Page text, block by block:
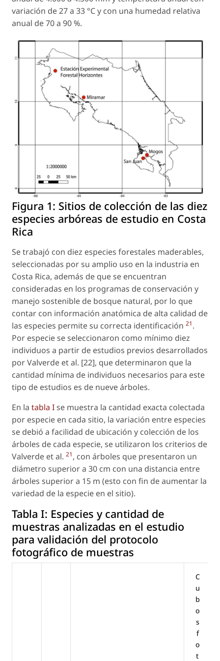
variación de 27 a 33 °C y con una humedad relativa
anual de 70 a 90 %.
Figura 1: Sitios de colección de las diez
especies arbóreas de estudio en Costa
Rica
Se trabajó con diez especies forestales maderables,
seleccionadas por su amplio uso en la industria en
Costa Rica, además de que se encuentran
consideradas en los programas de conservación y
manejo sostenible de bosque natural, por lo que
contar con información anatómica de alta calidad de
las especies permite su correcta identificación 21.
Por especie se seleccionaron como mínimo diez
individuos a partir de estudios previos desarrollados
por Valverde et al. [22], que determinaron que la
cantidad mínima de individuos necesarios para este
tipo de estudios es de nueve árboles.
En la tabla Ise muestra la cantidad exacta colectada
por especie en cada sitio, la variación entre especies
se debió a facilidad de ubicación y colección de los
árboles de cada especie, se utilizaron los criterios de
Valverde et al. 21, con árboles que presentaron un
diámetro superior a 30 cm con una distancia entre
árboles superior a 15 m (esto con fin de aumentar la
variedad de la especie en el sitio).
Tabla I: Especies y cantidad de
muestras analizadas en el estudio
para validación del protocolo
fotográfico de muestras
C
u
b
o
s
f
o
t